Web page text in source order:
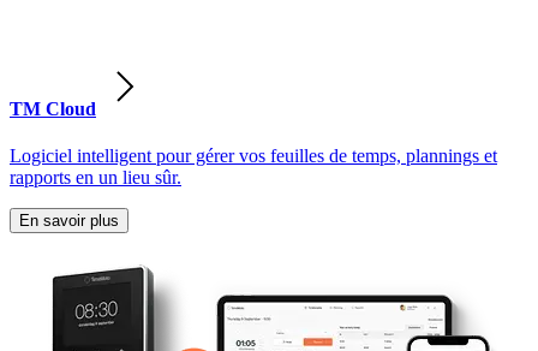
TM Cloud
Logiciel intelligent pour gérer vos feuilles de temps, plannings et
rapports en un lieu sûr.
En savoir plus